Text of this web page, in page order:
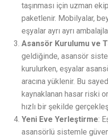
taşınması için uzman
paketlenir. Mobilyalar,
eşyalar ayrı ayrı
Asansör Kurulumu ve
geldiğinde, asansör
kurulurken, eşyalar
aracına yüklenir. Bu
kaynaklanan hasar riski
hızlı bir şekilde
Yeni Eve Yerleştirme:
asansörlü sistemle